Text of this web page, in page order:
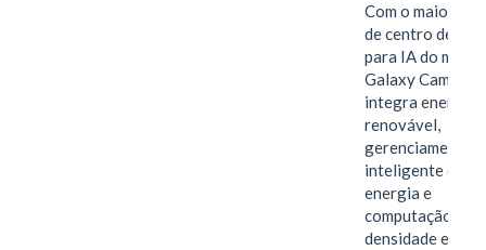
Com o maior
de centro de
para IA do
Galaxy Campus
integra energia
renovável,
gerenciamento
inteligente de
energia e
computação de
densidade em